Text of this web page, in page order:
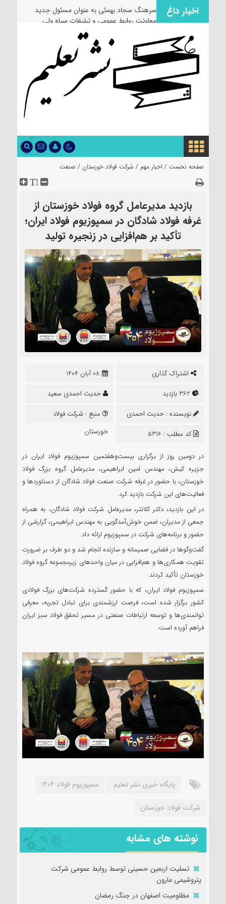
اخبار داغ
سرهنگ سجاد بهمئی به عنوان مسئول جدید
معاونت روابط عمومی و تبلیغات سپاه ولی
عصر(عج) خوزستان معرفی شد
صفحه نخست / اخبار مهم / شرکت فولاد خوزستان / صنعت
بازدید مدیرعامل گروه فولاد خوزستان از
غرفه فولاد شادگان در سمپوزیوم فولاد ایران؛
تأکید بر هم‌افزایی در زنجیره تولید
اشتراک گذاری
08 آبان 1404
حدیث احمدی سعید
نویسنده : حدیث احمدی
سعید
منبع : شرکت فولاد
خوزستان
کد مطلب : 5316
در دومین روز از برگزاری بیست‌وهفتمین سمپوزیوم فولاد ایران در
جزیره کیش، مهندس امین ابراهیمی، مدیرعامل گروه بزرگ فولاد
خوزستان، با حضور در غرفه شرکت صنعت فولاد شادگان از دستاوردها و
فعالیت‌های این شرکت بازدید کرد.
در این بازدید، دکتر کلانتر، مدیرعامل شرکت فولاد شادگان، به همراه
جمعی از مدیران، ضمن خوش‌آمدگویی به مهندس ابراهیمی، گزارشی از
حضور و برنامه‌های شرکت در سمپوزیوم ارائه داد.
گفت‌وگوها در فضایی صمیمانه و سازنده انجام شد و دو طرف بر ضرورت
تقویت همکاری‌ها و هم‌افزایی در میان واحدهای زیرمجموعه گروه فولاد
خوزستان تأکید کردند.
سمپوزیوم فولاد ایران، که با حضور گسترده شرکت‌های بزرگ فولادی
کشور برگزار شده است، فرصت ارزشمندی برای تبادل تجربه، معرفی
توانمندی‌ها و توسعه ارتباطات صنعتی در مسیر تحقق فولاد سبز ایران
فراهم آورده است.
پایگاه خبری نشر تعلیم سمپوزیوم فولاد 1404
شرکت فولاد خوزستان
نوشته های مشابه
تسلیت اربعین حسینی توسط روابط عمومی شرکت
پتروشیمی مارون
مظلومیت اصفهان در جنگ رمضان